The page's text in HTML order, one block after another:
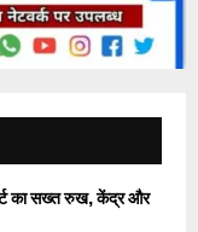
का सख्त रुख, केंद्र और